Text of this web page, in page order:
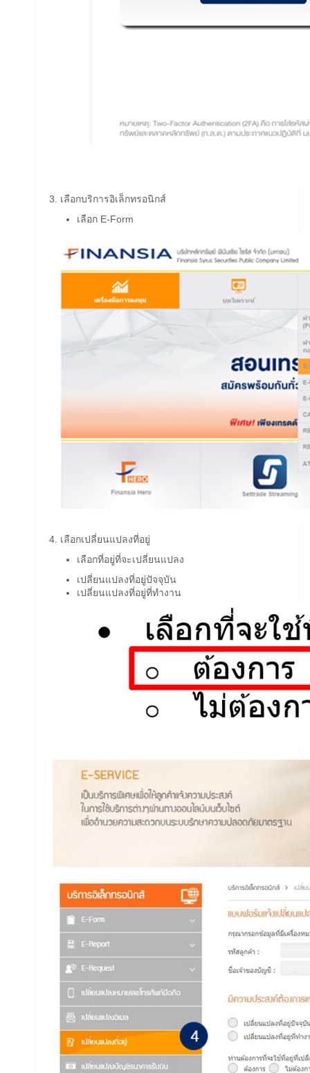
3. เลือกบริการอิเล็กทรอนิกส์
เลือก E-Form
4. เลือกเปลี่ยนแปลงที่อยู่
เลือกที่อยู่ที่จะเปลี่ยนแปลง
เปลี่ยนแปลงที่อยู่ปัจจุบัน
เปลี่ยนแปลงที่อยู่ที่ทำงาน